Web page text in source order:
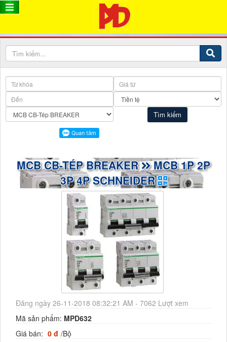
MCB CB-TÉP BREAKER MCB 1P 2P
3P 4P SCHNEIDER
Đăng ngày 26-11-2018 08:32:21 AM - 7062 Lượt xem
Mã sản phẩm: MPD632
Giá bán: 0 đ /Bộ